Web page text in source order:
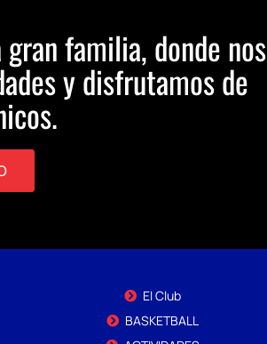
familia, donde nos
y disfrutamos de
El Club
BASKETBALL